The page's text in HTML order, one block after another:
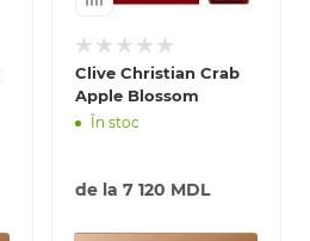
Clive Christian Crab
Apple Blossom
În stoc
de la 7 120 MDL